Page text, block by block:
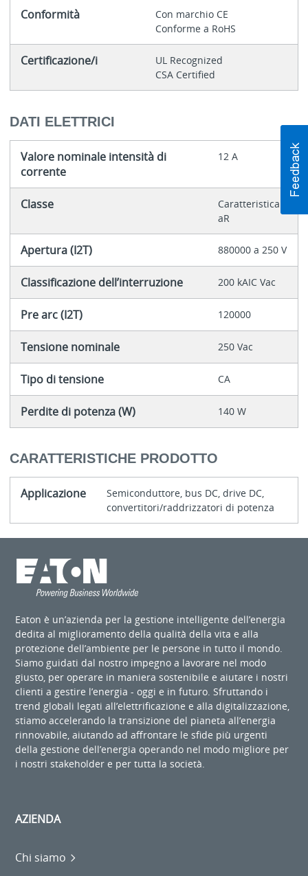
Conformità
Con marchio CE
Conforme a RoHS
Certificazione/i
UL Recognized
CSA Certified
DATI ELETTRICI
Valore nominale intensità di
corrente
12 A
Classe
Caratteristica
aR
Apertura (I2T) 880000 a 250 V
Classificazione dell’interruzione 200 kAIC Vac
Pre arc (I2T) 120000
Tensione nominale 250 Vac
Tipo di tensione CA
Perdite di potenza (W) 140 W
CARATTERISTICHE PRODOTTO
Applicazione
Semiconduttore, bus DC, drive DC,
convertitori/raddrizzatori di potenza
Eaton è un’azienda per la gestione intelligente dell’energia
dedita al miglioramento della qualità della vita e alla
protezione dell’ambiente per le persone in tutto il mondo.
Siamo guidati dal nostro impegno a lavorare nel modo
giusto, per operare in maniera sostenibile e aiutare i nostri
clienti a gestire l’energia - oggi e in futuro. Sfruttando i
trend globali legati all’elettrificazione e alla digitalizzazione,
stiamo accelerando la transizione del pianeta all’energia
rinnovabile, aiutando ad affrontare le sfide più urgenti
della gestione dell’energia operando nel modo migliore per
i nostri stakeholder e per tutta la società.
AZIENDA
Chi siamo